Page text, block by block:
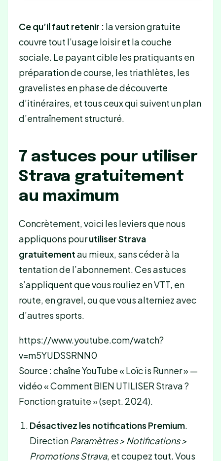
Ce qu’il faut retenir : la version gratuite
couvre tout l’usage loisir et la couche
sociale. Le payant cible les pratiquants en
préparation de course, les triathlètes, les
gravelistes en phase de découverte
d’itinéraires, et tous ceux qui suivent un plan
d’entraînement structuré.
7 astuces pour utiliser
Strava gratuitement
au maximum
Concrètement, voici les leviers que nous
appliquons pourutiliser Strava
gratuitementau mieux, sans céder à la
tentation de l’abonnement. Ces astuces
s’appliquent que vous rouliez en VTT, en
route, en gravel, ou que vous alterniez avec
d’autres sports.
https://www.youtube.com/watch?
v=m5YUDSSRNN0
Source : chaîne YouTube « Loïc is Runner » —
vidéo « Comment BIEN UTILISER Strava ?
Fonction gratuite » (sept. 2024).
Désactivez les notifications Premium.
Direction Paramètres > Notifications >
Promotions Strava, et coupez tout. Vous